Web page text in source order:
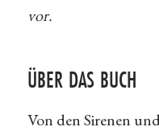
vor.
ÜBER DAS BUCH
Von den Sirenen